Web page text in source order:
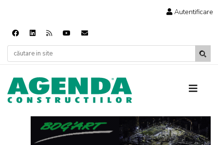
Autentificare